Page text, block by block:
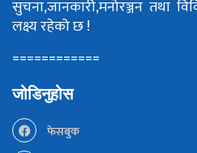
सुचना,जानकारी,मनोरञ्जन तथा
लक्ष्य रहेको छ !
============
जोडिनुहोस
फेसबुक